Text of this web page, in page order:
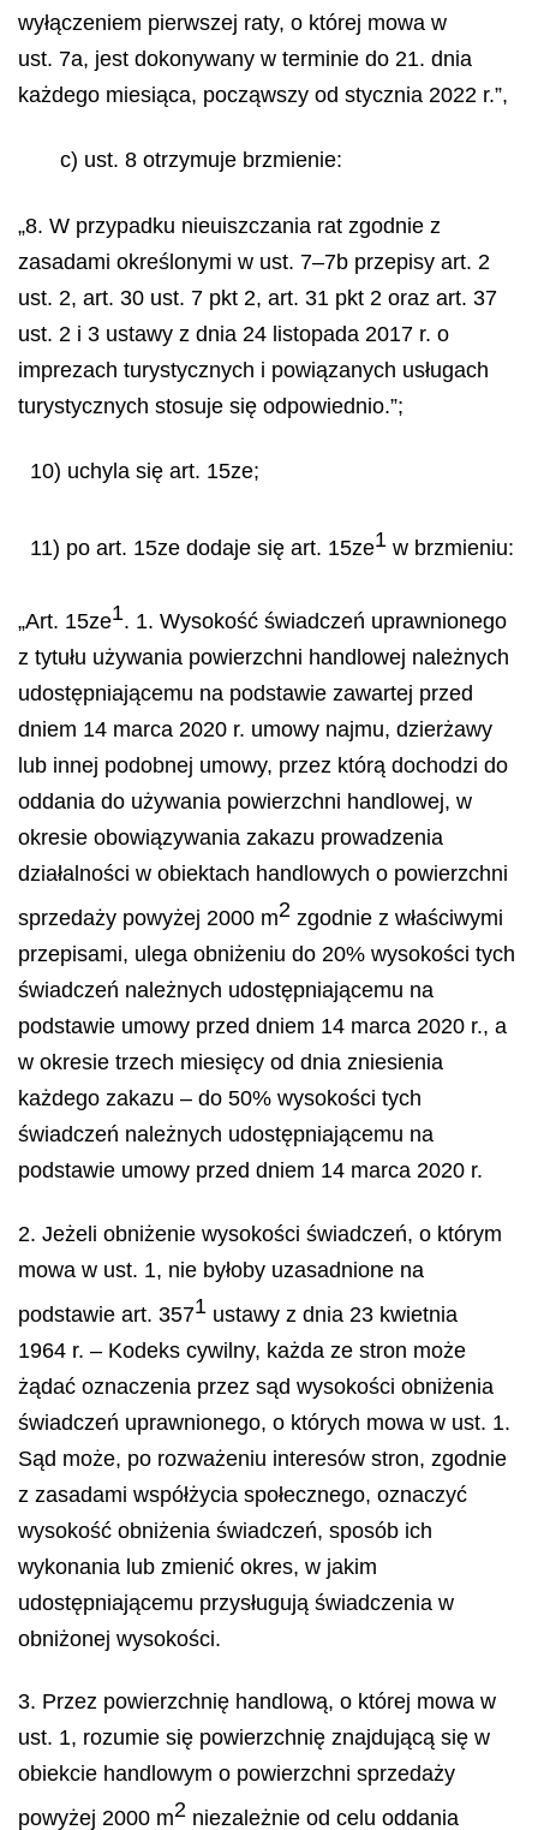
wyłączeniem pierwszej raty, o której mowa w
ust. 7a, jest dokonywany w terminie do 21. dnia
każdego miesiąca, począwszy od stycznia 2022 r.”,
c) ust. 8 otrzymuje brzmienie:
„8. W przypadku nieuiszczania rat zgodnie z
zasadami określonymi w ust. 7–7b przepisy art. 2
ust. 2, art. 30 ust. 7 pkt 2, art. 31 pkt 2 oraz art. 37
ust. 2 i 3 ustawy z dnia 24 listopada 2017 r. o
imprezach turystycznych i powiązanych usługach
turystycznych stosuje się odpowiednio.”;
10) uchyla się art. 15ze;
11) po art. 15ze dodaje się art. 15ze1 w brzmieniu:
„Art. 15ze1. 1. Wysokość świadczeń uprawnionego
z tytułu używania powierzchni handlowej należnych
udostępniającemu na podstawie zawartej przed
dniem 14 marca 2020 r. umowy najmu, dzierżawy
lub innej podobnej umowy, przez którą dochodzi do
oddania do używania powierzchni handlowej, w
okresie obowiązywania zakazu prowadzenia
działalności w obiektach handlowych o powierzchni
sprzedaży powyżej 2000 m2 zgodnie z właściwymi
przepisami, ulega obniżeniu do 20% wysokości tych
świadczeń należnych udostępniającemu na
podstawie umowy przed dniem 14 marca 2020 r., a
w okresie trzech miesięcy od dnia zniesienia
każdego zakazu – do 50% wysokości tych
świadczeń należnych udostępniającemu na
podstawie umowy przed dniem 14 marca 2020 r.
2. Jeżeli obniżenie wysokości świadczeń, o którym
mowa w ust. 1, nie byłoby uzasadnione na
podstawie art. 3571 ustawy z dnia 23 kwietnia
1964 r. – Kodeks cywilny, każda ze stron może
żądać oznaczenia przez sąd wysokości obniżenia
świadczeń uprawnionego, o których mowa w ust. 1.
Sąd może, po rozważeniu interesów stron, zgodnie
z zasadami współżycia społecznego, oznaczyć
wysokość obniżenia świadczeń, sposób ich
wykonania lub zmienić okres, w jakim
udostępniającemu przysługują świadczenia w
obniżonej wysokości.
3. Przez powierzchnię handlową, o której mowa w
ust. 1, rozumie się powierzchnię znajdującą się w
obiekcie handlowym o powierzchni sprzedaży
powyżej 2000 m2 niezależnie od celu oddania